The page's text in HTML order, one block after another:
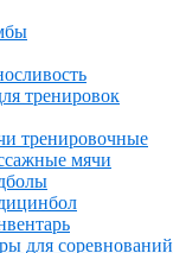
тренировок
тренировочные
мячи
для соревнований